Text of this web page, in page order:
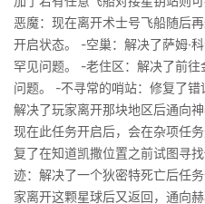
恶魔：现在离开术士号飞船随后
开启状态。 -空巢：解决了萨姆·
罕见问题。 -老住区：解决了前往
问题。 -不寻常的哨站：修复了错
解决了玩家离开那块地区后通向
现在此任务开启后，会在杂项任
复了在知道凯撒位置之前试图寻
迹：解决了一个狄密特死亡后任
家离开这颗星球后又返回，通向